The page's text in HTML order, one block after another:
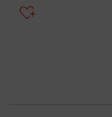
heart_plus